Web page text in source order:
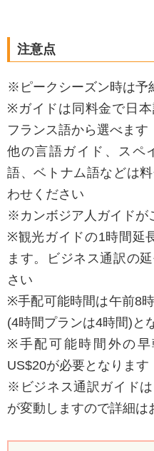
注意点
※ピークシーズン時は予
※ガイドは同料金で日本
フランス語から選べます
他の言語ガイド、スペ
語、ベトナム語などは
わせください
※カンボジア人ガイドが
※観光ガイドの1時間延
ます。ビジネス通訳の
さい
※手配可能時間は午前8
(4時間プランは4時間)と
※手配可能時間外の
US$20が必要となります
※ビジネス通訳ガイド
が変動しますので詳細は